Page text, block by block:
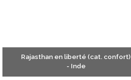
Rajasthan en liberté (cat. confort)
- Inde